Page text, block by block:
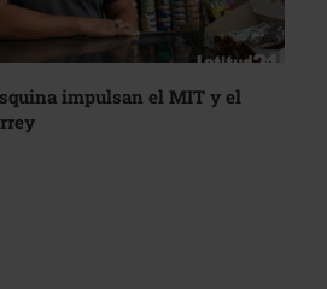
impulsan el MIT y el